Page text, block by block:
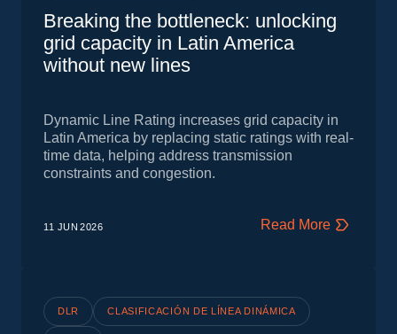
Breaking the bottleneck: unlocking
grid capacity in Latin America
without new lines
Dynamic Line Rating increases grid capacity in
Latin America by replacing static ratings with real-
time data, helping address transmission
constraints and congestion.
11 JUN 2026 Read More
DLR CLASIFICACIÓN DE LÍNEA DINÁMICA